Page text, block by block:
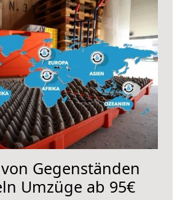
Gegenständen
Umzüge ab 95€